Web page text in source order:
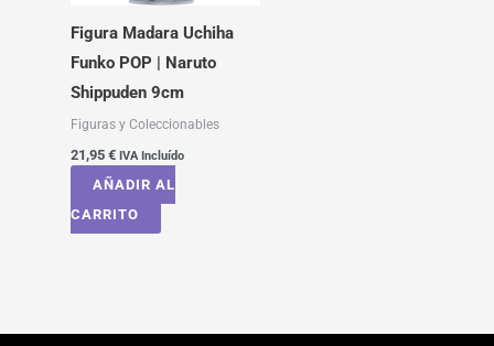
Figura Madara Uchiha
Funko POP | Naruto
Shippuden 9cm
Figuras y Coleccionables
21,95 € IVA Incluído
AÑADIR AL
CARRITO